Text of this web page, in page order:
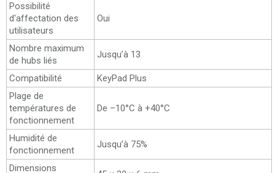
Possibilité
d'affectation des
utilisateurs
Oui
Nombre maximum
de hubs liés
Jusqu’à 13
Compatibilité
KeyPad Plus
Plage de
températures de
fonctionnement
De –10°C à +40°C
Humidité de
fonctionnement
Jusqu’à 75%
Dimensions